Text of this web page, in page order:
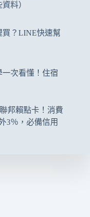
料）
買？LINE快速幫
一次看懂！住宿
邦賴點卡！消費
3％，必備信用